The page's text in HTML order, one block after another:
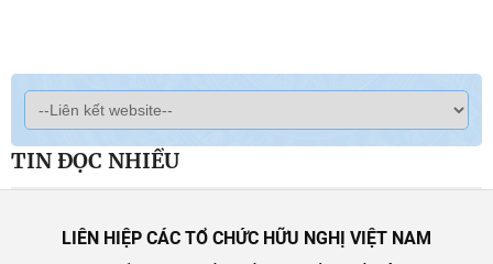
TIN ĐỌC NHIỀU
LIÊN HIỆP CÁC TỔ CHỨC HỮU NGHỊ VIỆT NAM